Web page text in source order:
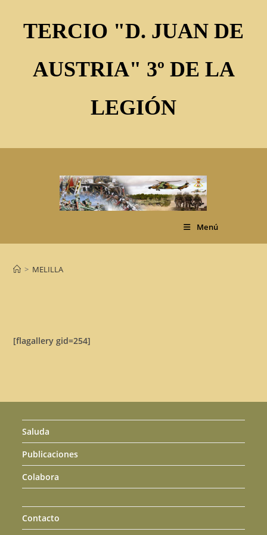
contenidoTERCIO "D. JUAN DE
AUSTRIA" 3º DE LA
LEGIÓN
Menú
> MELILLA
[flagallery gid=254]
Saluda
Publicaciones
Colabora
Contacto